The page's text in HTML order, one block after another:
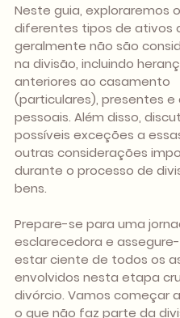
Neste guia, exploraremos
diferentes tipos de ativos
geralmente não são
na divisão, incluindo
anteriores ao casamento
(particulares), presentes e
pessoais. Além disso,
possíveis exceções a
outras considerações
durante o processo de
bens.
Prepare-se para uma
esclarecedora e
estar ciente de todos os
envolvidos nesta etapa
divórcio. Vamos começar
o que não faz parte da